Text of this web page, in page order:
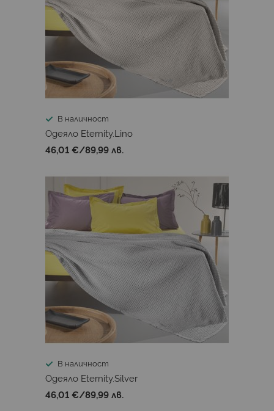
В наличност
Одеяло Eternity.Lino
46,01 €/89,99 лв.
В наличност
Одеяло Eternity.Silver
46,01 €/89,99 лв.